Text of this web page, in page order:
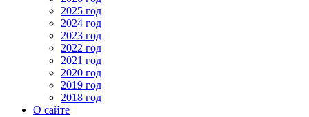
2025 год
2024 год
2023 год
2022 год
2021 год
2020 год
2019 год
2018 год
О сайте